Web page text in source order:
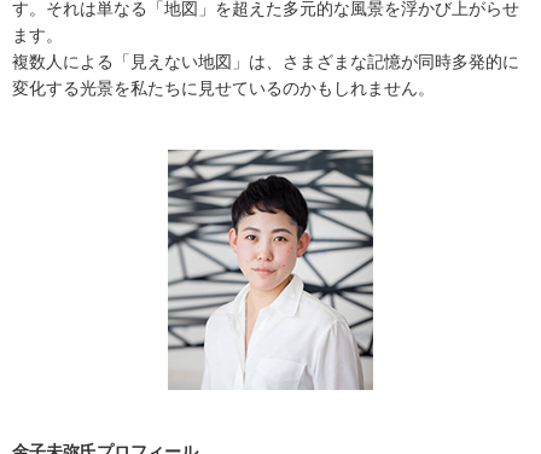
す。それは単なる「地図」を超えた多元的な風景を浮かび上がらせ
ます。
複数人による「見えない地図」は、さまざまな記憶が同時多発的に
変化する光景を私たちに見せているのかもしれません。